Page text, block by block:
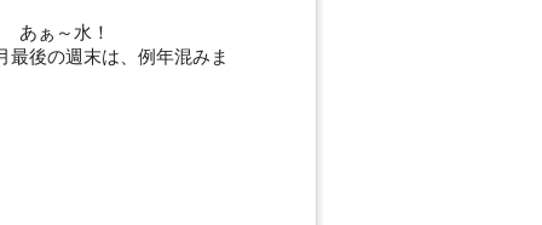
あぁ～水！
最後の週末は、例年混みま